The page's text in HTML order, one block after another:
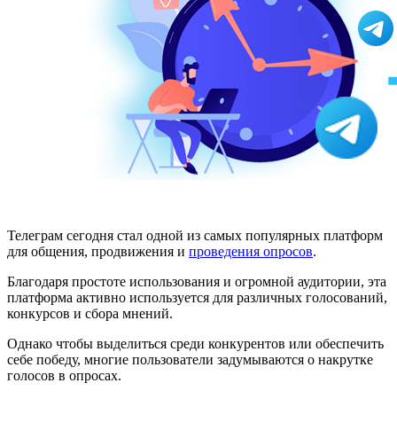
Телеграм сегодня стал одной из самых популярных платформ
для общения, продвижения и проведения опросов.
Благодаря простоте использования и огромной аудитории, эта
платформа активно используется для различных голосований,
конкурсов и сбора мнений.
Однако чтобы выделиться среди конкурентов или обеспечить
себе победу, многие пользователи задумываются о накрутке
голосов в опросах.